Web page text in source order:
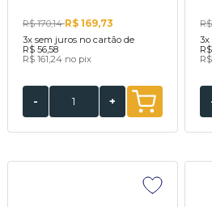
R$ 170,14R$ 169,73
3x sem juros no cartão de
R$ 56,58
R$ 161,24 no pix
- +
3x